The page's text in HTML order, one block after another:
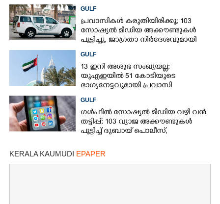
GULF
പ്രവാസികൾ കരുതിയിരിക്കൂ; 103
സോഷ്യൽ മീഡിയ അക്കൗണ്ടുകൾ
പൂട്ടിച്ചു, ജാഗ്രതാ നിർദേശവുമായി
GULF
13 ഇനി അശുഭ സംഖ്യയല്ല;
യുഎഇയിൽ 51 കോടിയുടെ
ഭാഗ്യനേട്ടവുമായി പ്രവാസി
GULF
ഗൾഫിൽ സോഷ്യൽ മീഡിയ വഴി വൻ
തട്ടിപ്പ്; 103 വ്യാജ അക്കൗണ്ടുകൾ
പൂട്ടിച്ച് ദുബായ് പൊലീസ്,
KERALA KAUMUDI EPAPER